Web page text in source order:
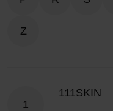
Z
1
111SKIN